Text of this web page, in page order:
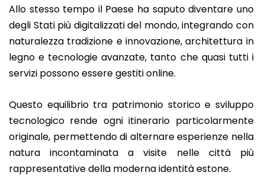
Allo stesso tempo il Paese ha saputo diventare uno
degli Stati più digitalizzati del mondo, integrando con
naturalezza tradizione e innovazione, architettura in
legno e tecnologie avanzate, tanto che quasi tutti i
servizi possono essere gestiti online.
Questo equilibrio tra patrimonio storico e sviluppo
tecnologico rende ogni itinerario particolarmente
originale, permettendo di alternare esperienze nella
natura incontaminata a visite nelle città più
rappresentative della moderna identità estone.